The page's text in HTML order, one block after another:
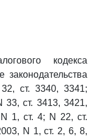
кодекса
ст. 3340, 3341;
33, ст. 3413, 3421,
1, ст. 4; N 22, ст.
N 1, ст. 2, 6, 8,